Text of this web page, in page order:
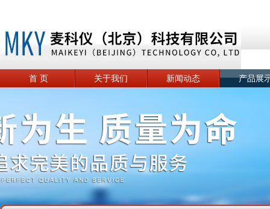
首 页 关于我们 新闻动态 产品展